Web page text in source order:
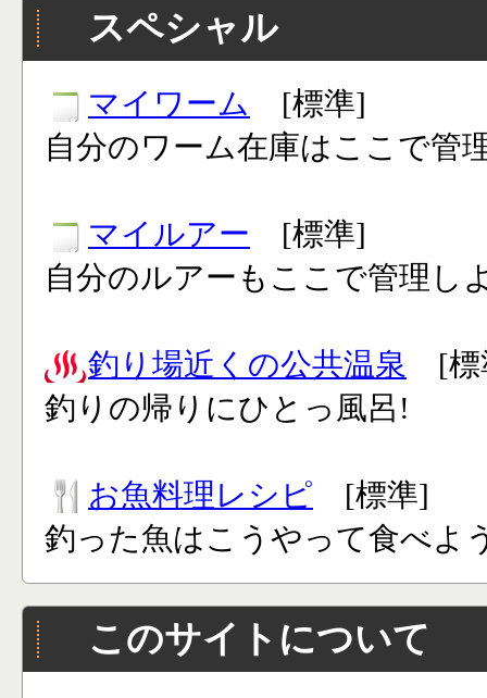
スペシャル
マイワーム
[標準]
自分のワーム在庫はここで管
マイルアー [標準]
自分のルアーもここで管理し
釣り場近くの公共温泉 [標
釣りの帰りにひとっ風呂!
お魚料理レシピ [標準]
釣った魚はこうやって食べよ
このサイトについて